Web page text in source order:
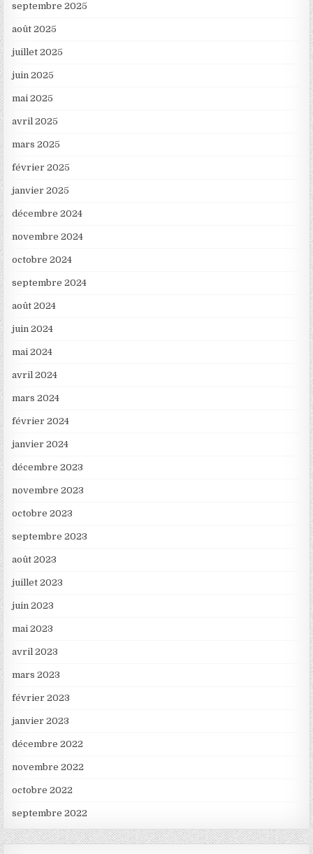
septembre 2025
août 2025
juillet 2025
juin 2025
mai 2025
avril 2025
mars 2025
février 2025
janvier 2025
décembre 2024
novembre 2024
octobre 2024
septembre 2024
août 2024
juin 2024
mai 2024
avril 2024
mars 2024
février 2024
janvier 2024
décembre 2023
novembre 2023
octobre 2023
septembre 2023
août 2023
juillet 2023
juin 2023
mai 2023
avril 2023
mars 2023
février 2023
janvier 2023
décembre 2022
novembre 2022
octobre 2022
septembre 2022